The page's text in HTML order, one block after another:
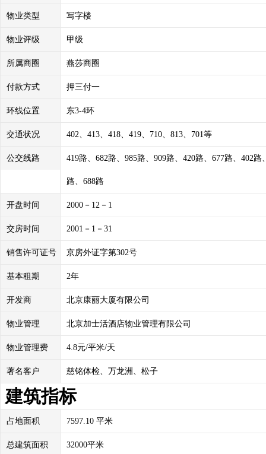
物业类型 写字楼
物业评级 甲级
所属商圈 燕莎商圈
付款方式 押三付一
环线位置 东3-4环
交通状况 402、413、418、419、710、813、701等
公交线路 419路、682路、985路、909路、420路、677路、402
路、688路
开盘时间 2000－12－1
交房时间 2001－1－31
销售许可证号 京房外证字第302号
基本租期 2年
开发商 北京康丽大厦有限公司
物业管理 北京加士活酒店物业管理有限公司
物业管理费 4.8元/平米/天
著名客户 慈铭体检、万龙洲、松子
建筑指标
占地面积 7597.10 平米
总建筑面积 32000平米